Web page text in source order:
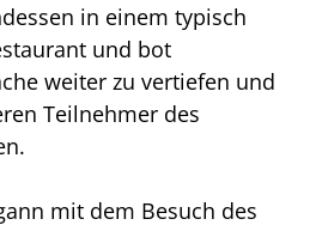
in einem typisch
und bot
weiter zu vertiefen und
Teilnehmer des
mit dem Besuch des